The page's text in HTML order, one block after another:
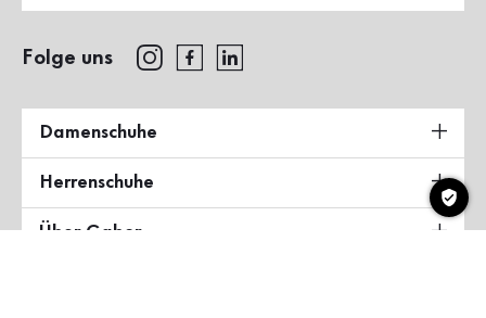
Folge uns
Damenschuhe
Herrenschuhe
Über Gabor